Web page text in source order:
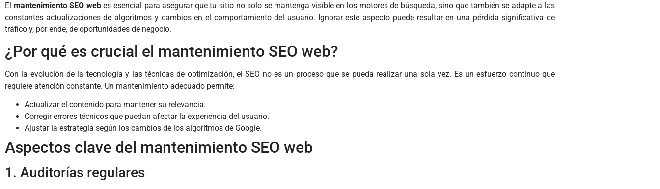
El mantenimiento SEO webes esencial para asegurar que tu sitio no solo se mantenga visible en los motores de búsqueda, sino que también se adapte a las
constantes actualizaciones de algoritmos y cambios en el comportamiento del usuario. Ignorar este aspecto puede resultar en una pérdida significativa de
tráfico y, por ende, de oportunidades de negocio.
¿Por qué es crucial el mantenimiento SEO web?
Con la evolución de la tecnología y las técnicas de optimización, el SEO no es un proceso que se pueda realizar una sola vez. Es un esfuerzo continuo que
requiere atención constante. Un mantenimiento adecuado permite:
Actualizar el contenido para mantener su relevancia.
Corregir errores técnicos que puedan afectar la experiencia del usuario.
Ajustar la estrategia según los cambios de los algoritmos de Google.
Aspectos clave del mantenimiento SEO web
1. Auditorías regulares